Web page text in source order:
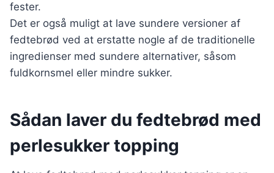
fester.
Det er også muligt at lave sundere versioner af
fedtebrød ved at erstatte nogle af de traditionelle
ingredienser med sundere alternativer, såsom
fuldkornsmel eller mindre sukker.
Sådan laver du fedtebrød med
perlesukker topping